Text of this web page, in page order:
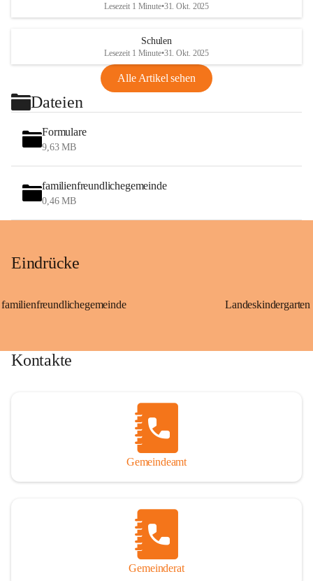
Lesezeit 1 Minute•31. Okt. 2025
Schulen
Lesezeit 1 Minute•31. Okt. 2025
Alle Artikel sehen
Dateien
Formulare
9,63 MB
familienfreundlichegemeinde
0,46 MB
Eindrücke
familienfreundlichegemeinde
Kontakte
Gemeindeamt
Gemeinderat